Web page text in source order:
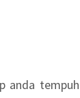
anda tempuh